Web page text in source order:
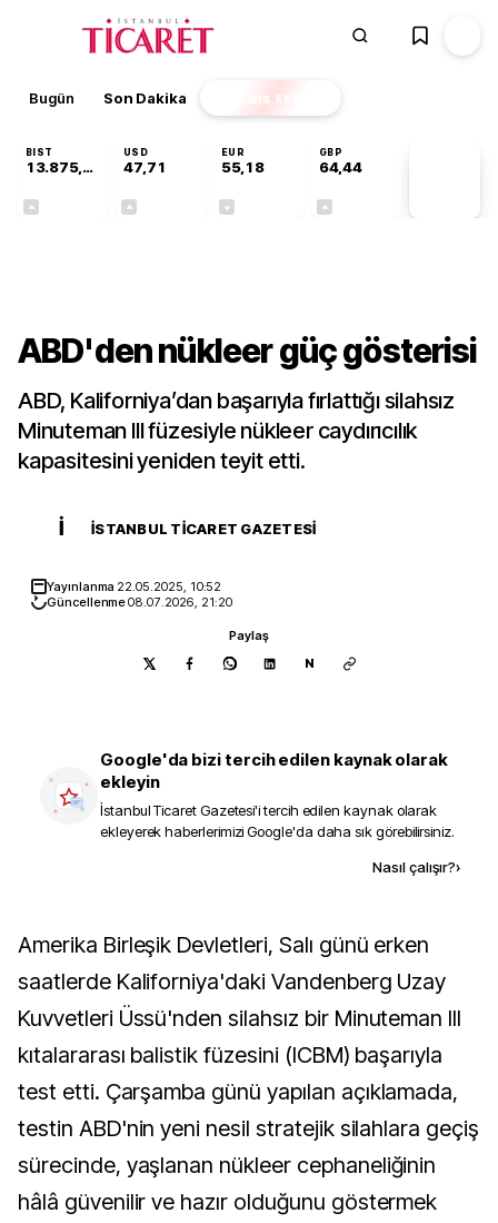
Bugün Son Dakika Finans EKSTRA
BIST
13.875,53
USD
47,71
EUR
55,18
GBP
64,44
ABD'den nükleer güç gösterisi
ABD, Kaliforniya’dan başarıyla fırlattığı silahsız
Minuteman III füzesiyle nükleer caydırıcılık
kapasitesini yeniden teyit etti.
İ İSTANBUL TICARET GAZETESI
Yayınlanma 22.05.2025, 10:52
Güncellenme08.07.2026, 21:20
Paylaş
N
Google'da bizi tercih edilen kaynak olarak
ekleyin
İstanbul Ticaret Gazetesi'i tercih edilen kaynak olarak
ekleyerek haberlerimizi Google'da daha sık görebilirsiniz.
Nasıl çalışır?›
Amerika Birleşik Devletleri, Salı günü erken
saatlerde Kaliforniya'daki Vandenberg Uzay
Kuvvetleri Üssü'nden silahsız bir Minuteman III
kıtalararası balistik füzesini (ICBM) başarıyla
test etti. Çarşamba günü yapılan açıklamada,
testin ABD'nin yeni nesil stratejik silahlara geçiş
sürecinde, yaşlanan nükleer cephaneliğinin
hâlâ güvenilir ve hazır olduğunu göstermek